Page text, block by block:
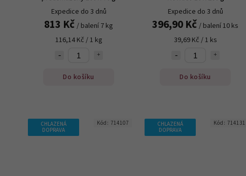
Expedice do 3 dnů
813 Kč / balení 7 kg
116,14 Kč / 1 kg
Do košíku
Expedice do 3 dnů
396,90 Kč / balení 10 ks
39,69 Kč / 1 ks
Do košíku
CHLAZENÁ
DOPRAVA
Kód: 714107
CHLAZENÁ
DOPRAVA
Kód: 714131